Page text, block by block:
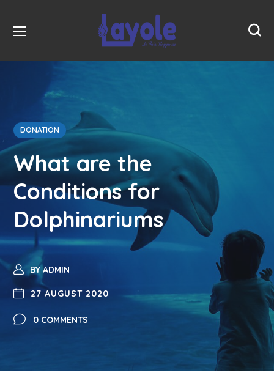
DONATION
What are the
Conditions for
Dolphinariums
BY ADMIN
27 AUGUST 2020
0 COMMENTS